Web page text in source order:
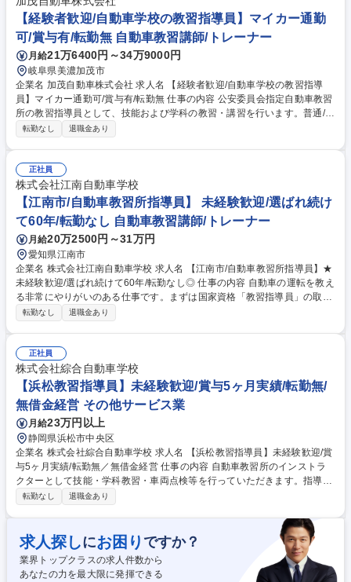
取得も可能です。 ■その他：車両の簡単な点検、清掃、教習所の運営に関
わる事務全般 【従事すべき業務の変更の範囲】当社の指定する業務 募集
職種 兵庫県洲本市【教習指導員】未経験歓迎/淡路島で安定勤務
【経験者歓迎/自動車学校の教習指導員】マイカー通勤
可/賞与有/転勤無 自動車教習講師/トレーナー
月給21万6400円～34万9000円
岐阜県美濃加茂市
企業名 加茂自動車株式会社 求人名 【経験者歓迎/自動車学校の教習指導
員】マイカー通勤可/賞与有/転勤無 仕事の内容 公安委員会指定自動車教習
所の教習指導員として、技能および学科の教習・講習を行います。普通/自
動二輪等の各種教習科目があり、原付や高齢者等の法定講習、フォークリ
します。 将来的には全ての免許種別の教習指導員と技能検定員資格を取得
頂きたいと考えています。人に教えるのが好きな方、教えることで感謝さ
れることに喜びを感じる方の応募をお待ちしております。 募集職種 【経
験者歓迎/自動車学校の教習指導員】マイカー通勤可/賞与有/転勤無
転勤なし 退職金あり
正社員
株式会社江南自動車学校
【江南市/自動車教習所指導員】 未経験歓迎/選ばれ続け
て60年/転勤なし 自動車教習講師/トレーナー
月給20万2500円～31万円
愛知県江南市
企業名 株式会社江南自動車学校 求人名 【江南市/自動車教習所指導員】★
未経験歓迎/選ばれ続けて60年/転勤なし◎ 仕事の内容 自動車の運転を教え
る非常にやりがいのある仕事です。まずは国家資格「教習指導員」の取得
からスタート。★合格まで手厚いサポートがあるため、ご安心ください！
は、教習生の皆さんの入校申込手続き、在校生の予約のお手伝いなどの業
務を行いながら、[教習指導員]の国家資格を取得するための学習をしてい
ただきます。 先輩例：4月に中途入社→7月に資格の取得→1か月の社内研
修後独り立ち ※変更の範囲：会社の定める業務 募集職種 【江南市/自動車
教習所指導員】★未経験歓迎/選ばれ続けて60年/転勤なし◎
転勤なし 退職金あり
正社員
株式会社綜合自動車学校
【浜松教習指導員】未経験歓迎/賞与5ヶ月実績/転勤無/
無借金経営 その他サービス業
月給23万円以上
静岡県浜松市中央区
企業名 株式会社綜合自動車学校 求人名 【浜松教習指導員】未経験歓迎/賞
与5ヶ月実績/転勤無／無借金経営 仕事の内容 自動車教習所のインストラ
クターとして技能・学科教習・車両点検等を行っていただきます。指導員
資格や検定資格等も取得しながら、正社員として長期勤務頂ける環境で
を実施。 ＜2＞教習指導員資格審査（年3回：5月/7月/11月）を受講。 ＜3
＞合格したら、2週間程度、教習所内で実務研修を実施。 ※変更の範囲：
当社業務全般 募集職種 【浜松教習指導員】未経験歓迎/賞与5ヶ月実績/転
勤無／無借金経営
転勤なし 退職金あり
求人探しにお困り ですか？
業界トップクラスの求人件数から
あなたの力を最大限に発揮できる